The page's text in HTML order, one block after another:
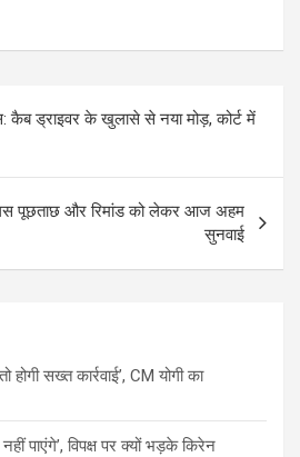
ड्राइवर के खुलासे से नया मोड़, कोर्ट में
पूछताछ और रिमांड को लेकर आज अहम
सुनवाई
होगी सख्त कार्रवाई’, CM योगी का
पाएंगे’, विपक्ष पर क्यों भड़के किरेन